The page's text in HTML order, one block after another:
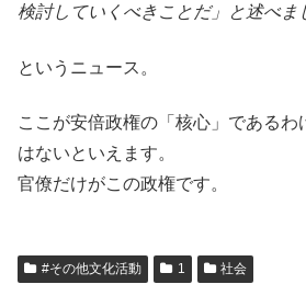
検討していくべきことだ」と述べま
というニュース。
ここが安倍政権の「核心」であるわ
はないといえます。
官僚だけがこの政権です。
#その他文化活動 1 社会